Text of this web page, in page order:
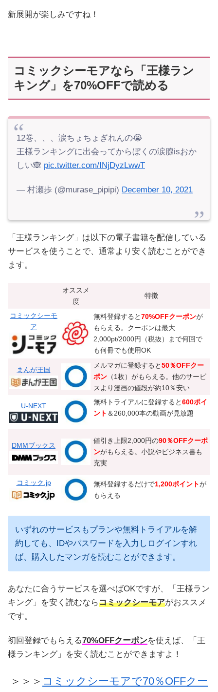
新展開が楽しみですね！
コミックシーモアなら「王様ラン
キング」を70%OFFで読める
12巻、、、涙ちょちょぎれんの😭
王様ランキングに出会ってからぼくの涙腺isおか
しい🙈 pic.twitter.com/INjDyzLwwT
— 村瀬歩 (@murase_pipipi) December 10, 2021
「王様ランキング」は以下の電子書籍を配信している
サービスを使うことで、通常より安く読むことができ
ます。
オススメ
度
特徴
コミックシーモ
ア
無料登録すると 70%OFFクーポンが
もらえる。クーポンは最大
2,000pt/2000円（税抜）まで何回で
も何冊でも使用OK
まんが王国
メルマガに登録すると 50％OFFクー
ポン （1枚）がもらえる。他のサービ
スより漫画の値段が約10％安い
U-NEXT
無料トライアルに登録すると 600ポイ
ント ＆260,000本の動画が見放題
DMMブックス
値引き上限2,000円の90％OFFクーポ
ンがもらえる。小説やビジネス書も
充実
コミック.jp 無料登録するだけで1,200ポイントが
もらえる
いずれのサービスもプランや無料トライアルを解
約しても、IDやパスワードを入力しログインすれ
ば、購入したマンガを読むことができます。
あなたに合うサービスを選べばOKですが、「王様ラン
キング」を安く読むならコミックシーモアがおススメ
です。
初回登録でもらえる70%OFFクーポンを使えば、「王
様ランキング」を安く読むことができますよ！
＞＞＞ コミックシーモアで70％OFFクー